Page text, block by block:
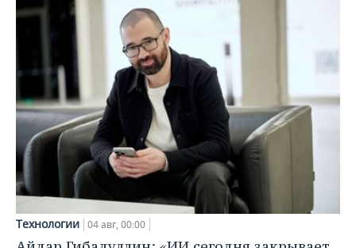
Технологии 04 авг, 00:00